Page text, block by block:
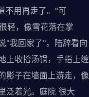
不用再走了。"可
轻，像雪花落在掌
"我回家了"。陆辞看向
上收拾汤锅，手指上缠
影子在墙面上游走，像
泛着光。庭院 很大